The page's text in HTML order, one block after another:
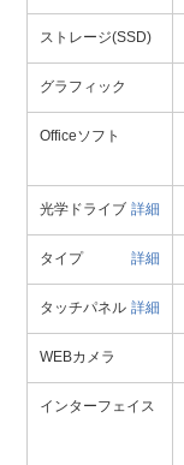
ストレージ(SSD)
グラフィック
Officeソフト
光学ドライブ 詳細
タイプ 詳細
タッチパネル 詳細
WEBカメラ
インターフェイス